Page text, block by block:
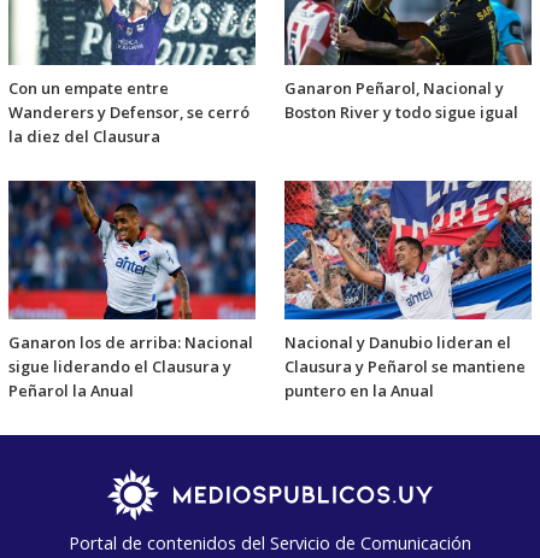
Con un empate entre
Wanderers y Defensor, se cerró
la diez del Clausura
Ganaron Peñarol, Nacional y
Boston River y todo sigue igual
Ganaron los de arriba: Nacional
sigue liderando el Clausura y
Peñarol la Anual
Nacional y Danubio lideran el
Clausura y Peñarol se mantiene
puntero en la Anual
Portal de contenidos del Servicio de Comunicación